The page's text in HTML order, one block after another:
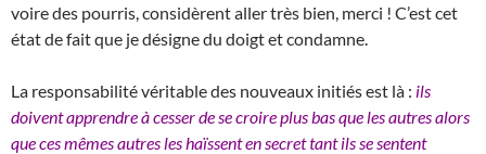
voire des pourris, considèrent aller très bien, merci ! C’est cet
état de fait que je désigne du doigt et condamne.
La responsabilité véritable des nouveaux initiés est là : ils
doivent apprendre à cesser de se croire plus bas que les autres alors
que ces mêmes autres les haïssent en secret tant ils se sentent